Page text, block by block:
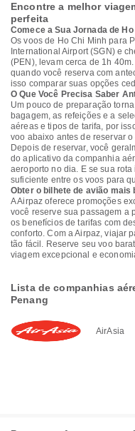
Encontre a melhor
perfeita
Comece a Sua Jornada de
Os voos de Ho Chi Minh para
International Airport (SGN) e
(PEN), levam cerca de 1h
quando você reserva com
isso comparar suas opções
O Que Você Precisa Saber
Um pouco de preparação
bagagem, as refeições e a
aéreas e tipos de tarifa, por
voo abaixo antes de reservar
Depois de reservar, você
do aplicativo da companhia
aeroporto no dia. E se sua
suficiente entre os voos para
Obter o bilhete de avião mais
A Airpaz oferece promoções
você reserve sua passagem a
os benefícios de tarifas com
conforto. Com a Airpaz, viajar
tão fácil. Reserve seu voo
viagem excepcional e
Lista de companhias
Penang
AirAsia